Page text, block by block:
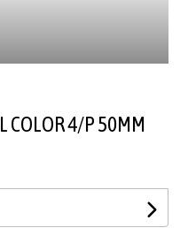
COLOR 4/P 50MM